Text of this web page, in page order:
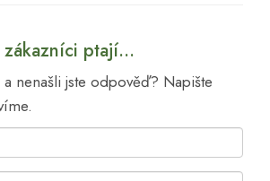
ptají...
nenašli jste odpověď? Napište